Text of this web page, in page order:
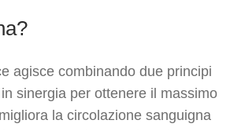
agisce combinando due principi
sinergia per ottenere il massimo
la circolazione sanguigna